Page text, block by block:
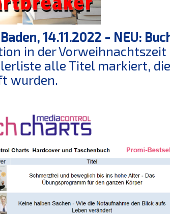
14.11.2022 - NEU:
in der
alle Titel markiert,
wurden.